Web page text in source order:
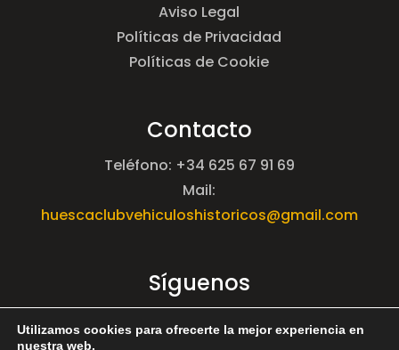
Aviso Legal
Políticas de Privacidad
Políticas de Cookie
Contacto
Teléfono: +34 625 67 91 69
Mail:
huescaclubvehiculoshistoricos@gmail.com
Síguenos
Utilizamos cookies para ofrecerte la mejor experiencia en
nuestra web.